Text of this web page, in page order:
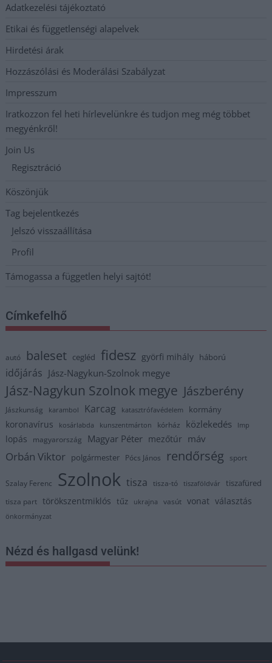
Adatkezelési tájékoztató
Etikai és függetlenségi alapelvek
Hirdetési árak
Hozzászólási és Moderálási Szabályzat
Impresszum
Iratkozzon fel heti hírlevelünkre és tudjon meg még többet
megyénkről!
Join Us
Regisztráció
Köszönjük
Tag bejelentkezés
Jelszó visszaállítása
Profil
Támogassa a független helyi sajtót!
Címkefelhő
autó baleset cegléd fidesz györfi mihály háború
időjárás Jász-Nagykun-Szolnok megye
Jász-Nagykun Szolnok megye Jászberény
Jászkunság karambol Karcag katasztrófavédelem kormány
koronavírus kosárlabda kunszentmárton kórház közlekedés lmp
lopás magyarország Magyar Péter mezőtúr máv
Orbán Viktor polgármester Pócs János rendőrség sport
Szalay Ferenc Szolnok tisza tisza-tó tiszaföldvár tiszafüred
tisza part törökszentmiklós tűz ukrajna vasút vonat választás
önkormányzat
Nézd és hallgasd velünk!